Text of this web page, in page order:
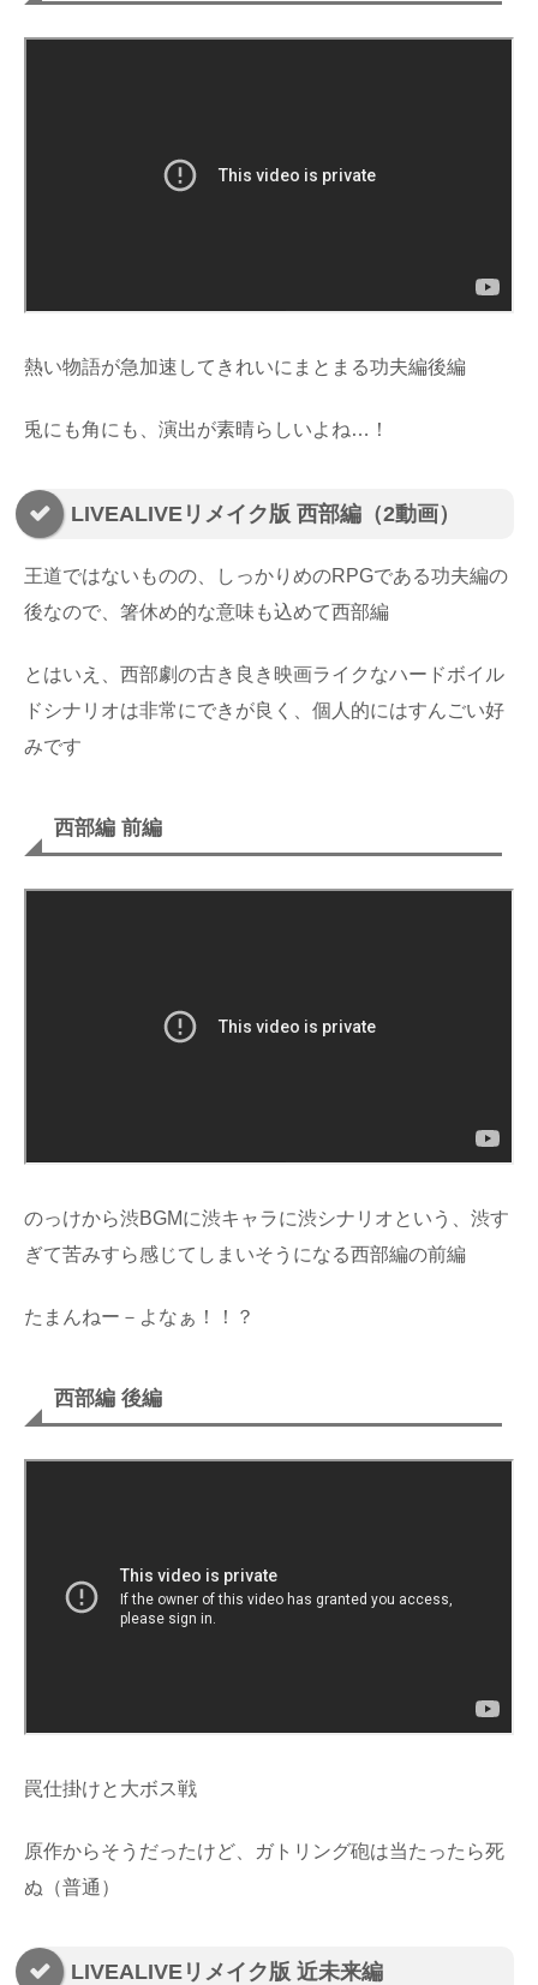
熱い物語が急加速してきれいにまとまる功夫編後編
兎にも角にも、演出が素晴らしいよね…！
LIVEALIVEリメイク版 西部編（2動画）
王道ではないものの、しっかりめのRPGである功夫編の
後なので、箸休め的な意味も込めて西部編
とはいえ、西部劇の古き良き映画ライクなハードボイル
ドシナリオは非常にできが良く、個人的にはすんごい好
みです
西部編 前編
のっけから渋BGMに渋キャラに渋シナリオという、渋す
ぎて苦みすら感じてしまいそうになる西部編の前編
たまんねー－よなぁ！！？
西部編 後編
罠仕掛けと大ボス戦
原作からそうだったけど、ガトリング砲は当たったら死
ぬ（普通）
LIVEALIVEリメイク版 近未来編